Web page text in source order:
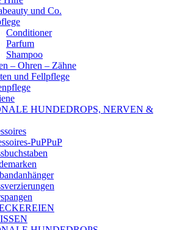
und Co.
Conditioner
Parfum
Shampoo
– Ohren – Zähne
und Fellpflege
HUNDEDROPS, NERVEN &
PuPPuP